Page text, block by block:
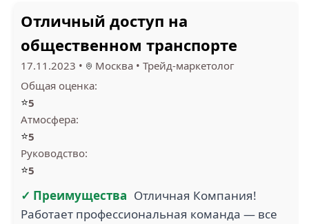
Отличный доступ на
общественном транспорте
17.11.2023 • Москва • Трейд-маркетолог
Общая оценка:
⭐5
Атмосфера:
⭐5
Руководство:
⭐5
✓ Преимущества Отличная Компания!
Работает профессиональная команда — все